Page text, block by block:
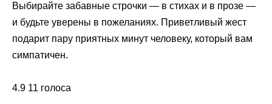
Выбирайте забавные строчки — в стихах и в прозе —
и будьте уверены в пожеланиях. Приветливый жест
подарит пару приятных минут человеку, который вам
симпатичен.
4.9 11 голоса